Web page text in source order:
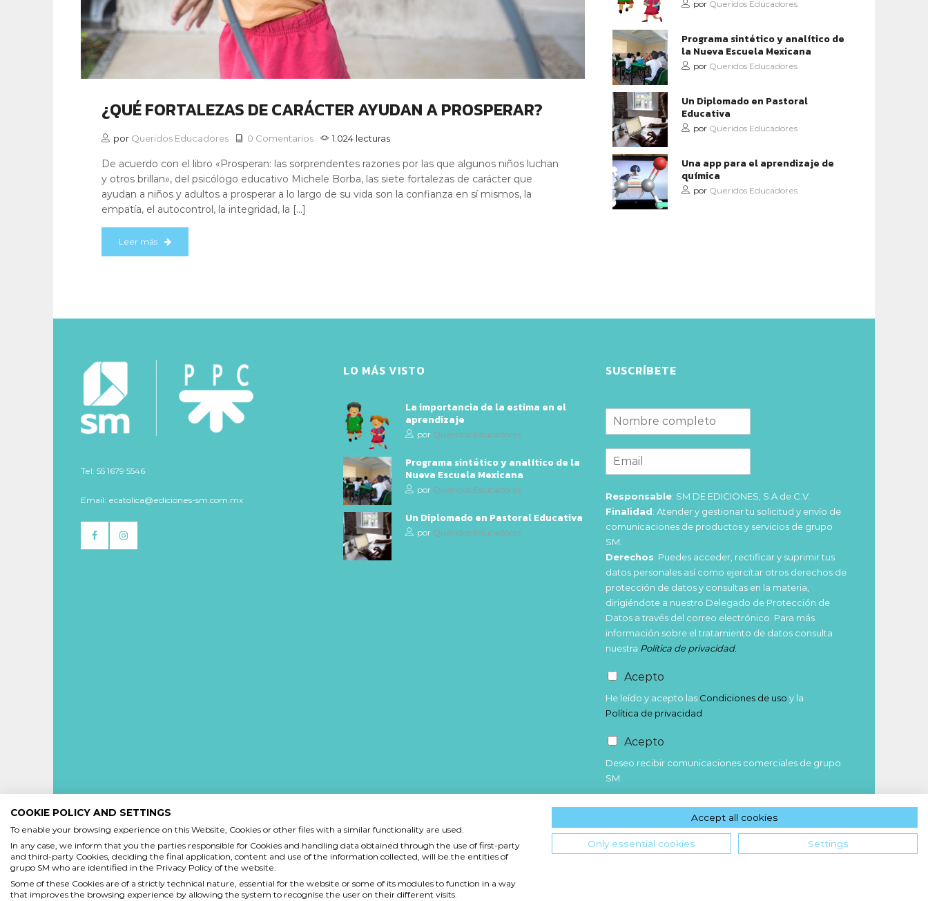
¿QUÉ FORTALEZAS DE CARÁCTER AYUDAN A PROSPERAR?
por Queridos Educadores 0 Comentarios 1.024 lecturas
De acuerdo con el libro «Prosperan: las sorprendentes razones por las que algunos niños luchan
y otros brillan», del psicólogo educativo Michele Borba, las siete fortalezas de carácter que
ayudan a niños y adultos a prosperar a lo largo de su vida son la confianza en sí mismos, la
empatía, el autocontrol, la integridad, la […]
Leer más
por Queridos Educadores
Programa sintético y analítico de
la Nueva Escuela Mexicana
por Queridos Educadores
Un Diplomado en Pastoral
Educativa
por Queridos Educadores
Una app para el aprendizaje de
química
por Queridos Educadores
Tel: 55 1679 5546
Email: ecatolica@ediciones-sm.com.mx
LO MÁS VISTO
La importancia de la estima en el
aprendizaje
por Queridos Educadores
Programa sintético y analítico de la
Nueva Escuela Mexicana
por Queridos Educadores
Un Diplomado en Pastoral Educativa
por Queridos Educadores
SUSCRÍBETE
Responsable: SM DE EDICIONES, S.A de C.V.
Finalidad: Atender y gestionar tu solicitud y envío de
comunicaciones de productos y servicios de grupo
SM.
Derechos: Puedes acceder, rectificar y suprimir tus
datos personales así como ejercitar otros derechos de
protección de datos y consultas en la materia,
dirigiéndote a nuestro Delegado de Protección de
Datos a través del correo electrónico. Para más
información sobre el tratamiento de datos consulta
nuestra Política de privacidad.
Acepto
He leído y acepto las Condiciones de uso y la
Política de privacidad
Acepto
Deseo recibir comunicaciones comerciales de grupo
SM
INICIO QUIENES SOMOS POLÍTICA DE PRIVACIDAD CONDICIONES DE USO POLÍTICA DE COOKIES
COOKIE POLICY AND SETTINGS
To enable your browsing experience on this Website, Cookies or other files with a similar functionality are used.
In any case, we inform that you the parties responsible for Cookies and handling data obtained through the use of first-party
and third-party Cookies, deciding the final application, content and use of the information collected, will be the entities of
grupo SM who are identified in the Privacy Policy of the website.
Some of these Cookies are of a strictly technical nature, essential for the website or some of its modules to function in a way
that improves the browsing experience by allowing the system to recognise the user on their different visits.
Accept all cookies
Only essential cookies Settings